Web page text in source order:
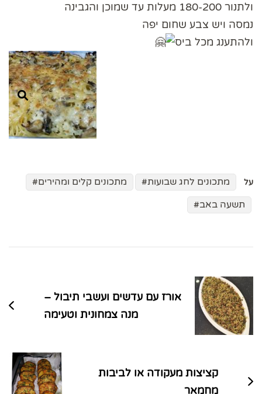
ולתנור 180-200 מעלות עד שמוכן והגבינה
נמסה ויש צבע שחום יפה
ולהתענג מכל ביס
על מתכונים לחג שבועות
מתכונים קלים ומהירים
תשעה באב
בפוסטים
אורז עם עדשים ועשבי תיבול –
מנה צמחונית וטעימה
קציצות מעקודה או לביבות
מחמאר